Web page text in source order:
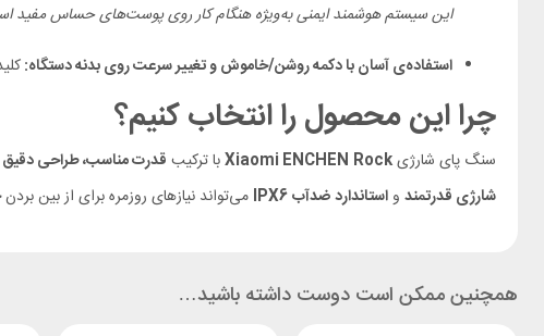
این سیستم هوشمند ایمنی به‌ویژه هنگام کار روی پوست‌های حساس مفید
استفاده‌ی آسان با دکمه روشن/خاموش و تغییر سرعت روی بدنه دستگاه:
چرا این محصول را انتخاب کنیم؟
سنگ پای شارژی Xiaomi ENCHEN Rock با ترکیب قدرت مناسب، طراحی دقیق
شارژی قدرتمند واستاندارد ضدآب IPX6 می‌تواند نیازهای روزمره برای از بین بردن
همچنین ممکن است دوست داشته باشید…